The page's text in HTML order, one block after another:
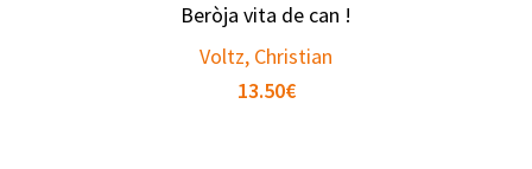
Beròja vita de can !
Voltz, Christian
13.50€